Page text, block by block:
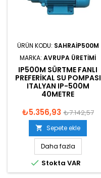
ÜRÜN KODU: SAHRAIP500M
MARKA: AVRUPA ÜRETIMI
IP500M SÜRTME FANLI
PREFERIKAL SU POMPASI
ITALYAN IP-500M
40METRE
₺5.356,93 ₺7.142,57
 Sepete ekle
Daha fazla
 Stokta VAR